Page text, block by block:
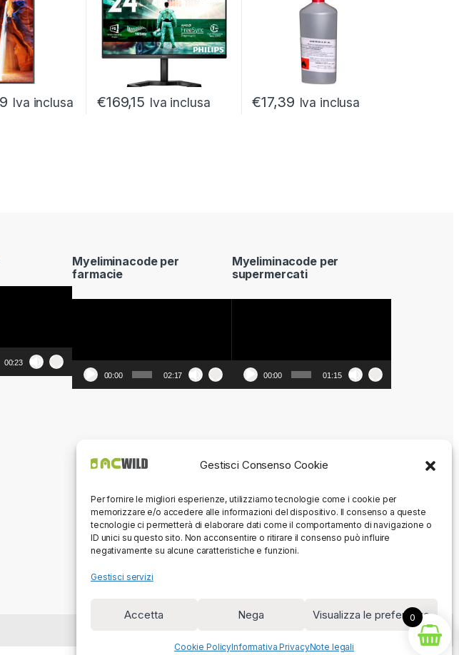
Gestisci Consenso Cookie
Per fornire le migliori esperienze, utilizziamo tecnologie come i cookie per
memorizzare e/o accedere alle informazioni del dispositivo. Il consenso a queste
tecnologie ci permetterà di elaborare dati come il comportamento di navigazione o
ID unici su questo sito. Non acconsentire o ritirare il consenso può influire
negativamente su alcune caratteristiche e funzioni.
Gestisci servizi
Accetta Nega Visualizza le preferenze
Cookie PolicyInformativa PrivacyNote legali
Iva inclusa €169,15 Iva inclusa €17,39 Iva inclusa
00:23
Myeliminacode per
farmacie
00:00 02:17
Myeliminacode per
supermercati
00:00 01:15
0